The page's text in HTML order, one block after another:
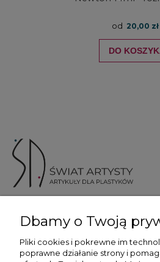
od 20,00 zł
DO
Więcej informacji
Dbamy o Twoją
Pliki cookies i pokrewne im
poprawne działanie strony i